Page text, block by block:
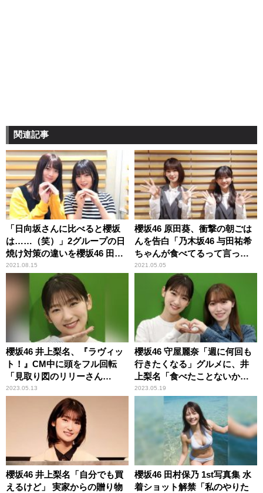
関連記事
「日向坂さんに比べると櫻坂
は……（笑）」2グループの日
焼け対策の違いを櫻坂46 田村
保乃＆尾関梨香が振り返る
2021.08.15
櫻坂46 原田葵、衝撃の朝ごは
んを告白「乃木坂46 与田祐希
ちゃんが食べてるって言って
て」 そのメニューに井上梨名
2021.05.05
櫻坂46 井上梨名、『ラヴィッ
ト！』CM中に頭をフル回転
「見取り図のリリーさん
が……」
2023.05.13
櫻坂46 守屋麗奈「週に何回も
行きたくなる」グルメに、井
上梨名「食べたことないか
も」
2023.05.19
櫻坂46 井上梨名「自分でも買
えるけど」 実家からの贈り物
櫻坂46 田村保乃 1st写真集 水
着ショット解禁「私のやりた